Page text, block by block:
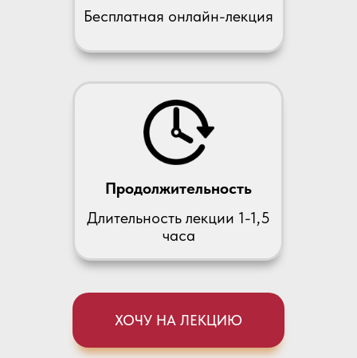
Продолжительность
Бесплатная онлайн-лекция
Длительность лекции 1-1,5
часа
ХОЧУ НА ЛЕКЦИЮ